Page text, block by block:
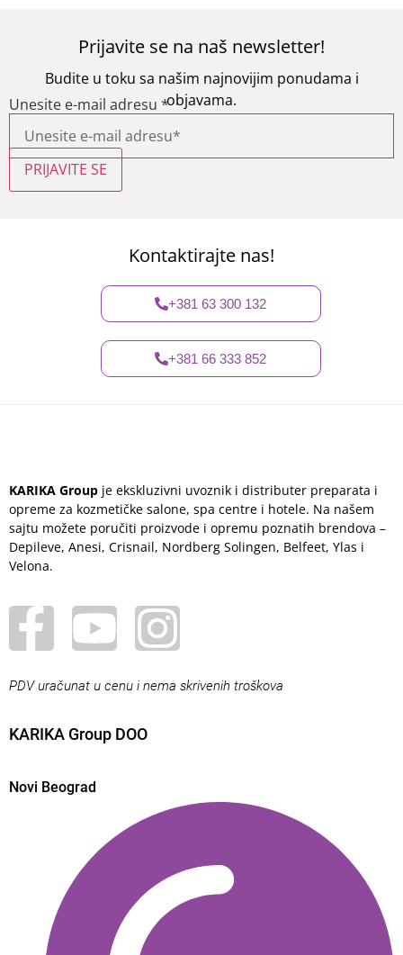
Prijavite se na naš newsletter!
Budite u toku sa našim najnovijim ponudama i
objavama.
Unesite e-mail adresu *
PRIJAVITE SE
Kontaktirajte nas!
+381 63 300 132
+381 66 333 852
KARIKA Group je ekskluzivni uvoznik i distributer preparata i
opreme za kozmetičke salone, spa centre i hotele. Na našem
sajtu možete poručiti proizvode i opremu poznatih brendova –
Depileve, Anesi, Crisnail, Nordberg Solingen, Belfeet, Ylas i
Velona.
PDV uračunat u cenu i nema skrivenih troškova
KARIKA Group DOO
Novi Beograd